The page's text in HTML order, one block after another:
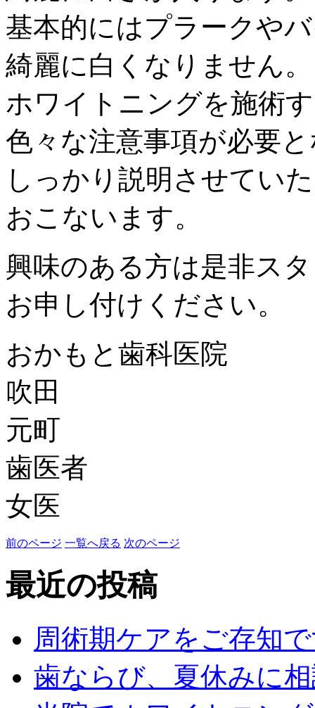
基本的にはプラークや
綺麗に白くなりません。
ホワイトニングを施術
色々な注意事項が必要
しっかり説明させてい
おこないます。
興味のある方は是非ス
お申し付けください。
おかもと歯科医院
吹田
元町
歯医者
女医
前のページ 一覧へ戻る 次のページ
最近の投稿
周術期ケアをご存知
歯ならび、夏休みに